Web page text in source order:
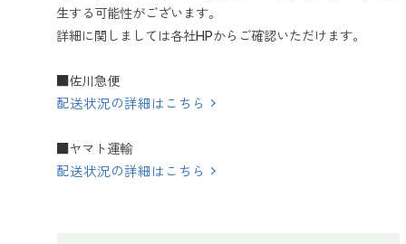
生する可能性がございます。
詳細に関しましては各社HPからご確認いただけます。
■佐川急便
配送状況の詳細はこちら
■ヤマト運輸
配送状況の詳細はこちら